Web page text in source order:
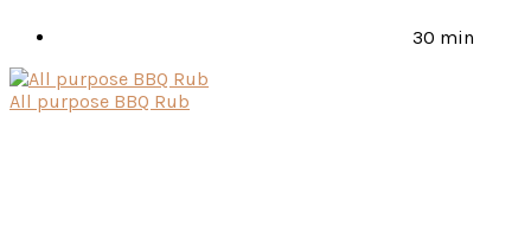
30 min
All purpose BBQ Rub